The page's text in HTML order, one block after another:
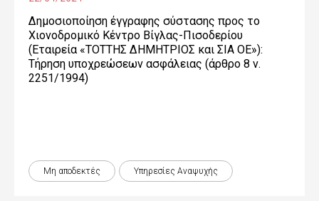
Δημοσιοποίηση έγγραφης σύστασης προς το
Χιονοδρομικό Κέντρο Βίγλας-Πισοδερίου
(Εταιρεία «ΤΟΤΤΗΣ ΔΗΜΗΤΡΙΟΣ και ΣΙΑ ΟΕ»):
Τήρηση υποχρεώσεων ασφάλειας (άρθρο 8 ν.
2251/1994)
Μη αποδεκτές Υπηρεσίες Αναψυχής